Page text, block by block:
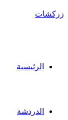
زركشات
الرئيسية
الدردشة